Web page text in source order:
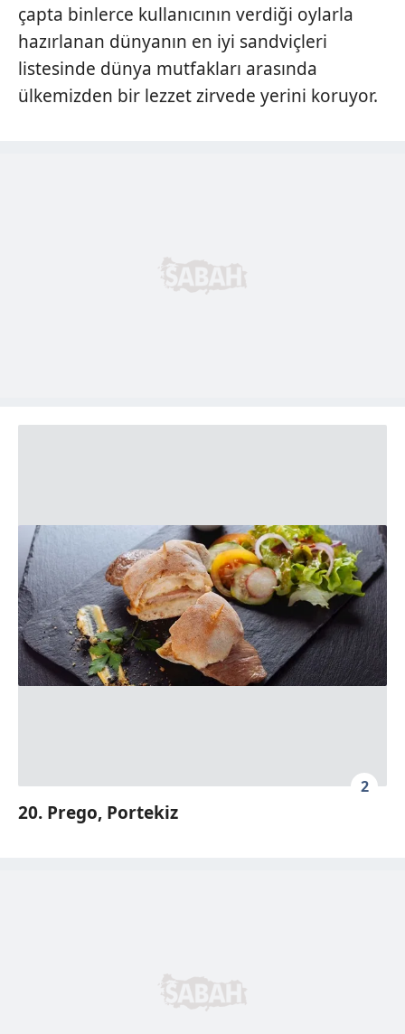
çapta binlerce kullanıcının verdiği oylarla
hazırlanan dünyanın en iyi sandviçleri
listesinde dünya mutfakları arasında
ülkemizden bir lezzet zirvede yerini koruyor.
2
20. Prego, Portekiz